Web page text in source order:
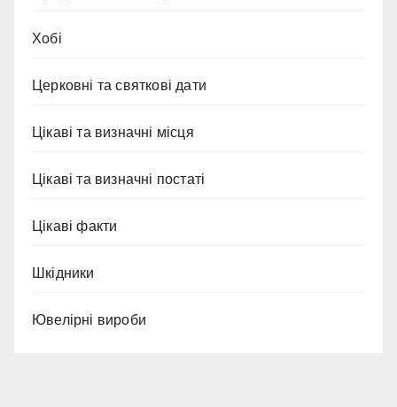
Хобі
Церковні та святкові дати
Цікаві та визначні місця
Цікаві та визначні постаті
Цікаві факти
Шкідники
Ювелірні вироби